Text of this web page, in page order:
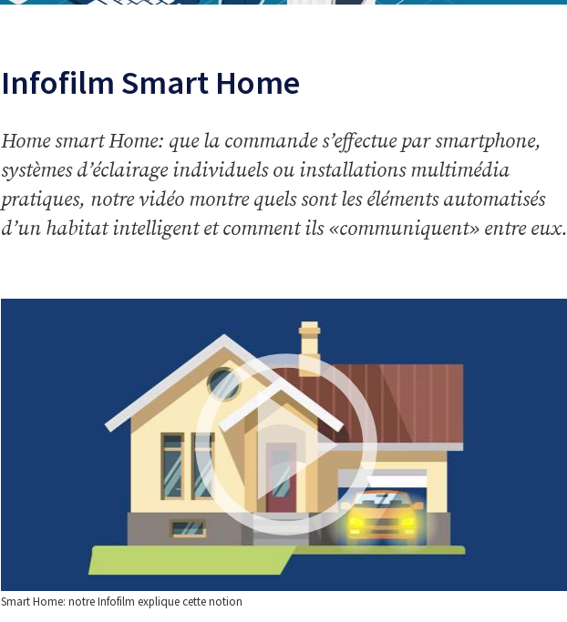
Infofilm Smart Home
Home smart Home: que la commande s’effectue par smartphone,
systèmes d’éclairage individuels ou installations multimédia
pratiques, notre vidéo montre quels sont les éléments automatisés
d’un habitat intelligent et comment ils «communiquent» entre eux.
Smart Home: notre Infofilm explique cette notion